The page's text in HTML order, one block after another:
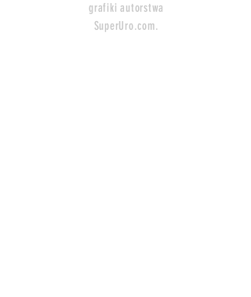
grafiki autorstwa
SuperUro.com.